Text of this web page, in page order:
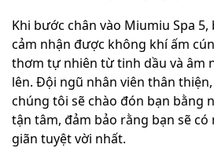
Khi bước chân vào Miumiu Spa
cảm nhận được không khí ấm
thơm tự nhiên từ tinh dầu và âm
lên. Đội ngũ nhân viên thân
chúng tôi sẽ chào đón bạn bằng
tận tâm, đảm bảo rằng bạn sẽ
giãn tuyệt vời nhất.